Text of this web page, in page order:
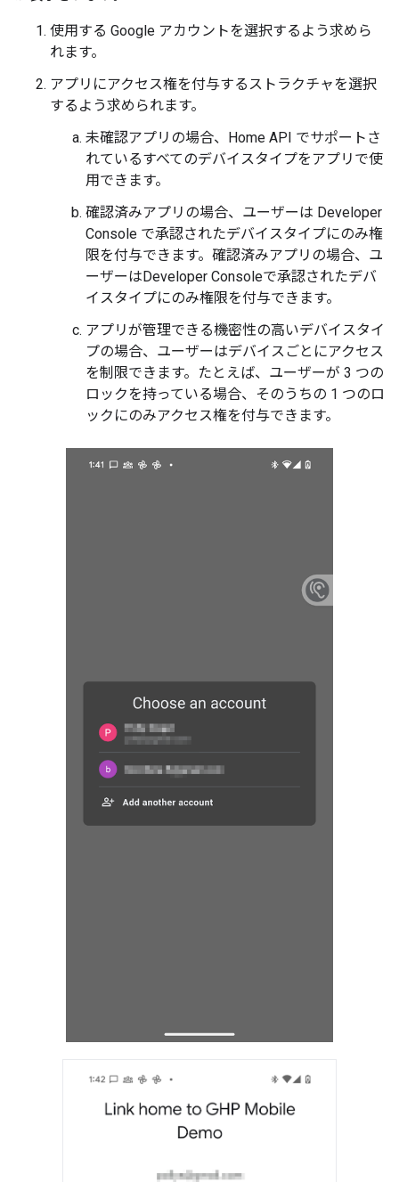
使用する Google アカウントを選択するよう求めら
れます。
アプリにアクセス権を付与するストラクチャを選択
するよう求められます。
未確認アプリの場合、Home API でサポートさ
れているすべてのデバイスタイプをアプリで使
用できます。
確認済みアプリの場合、ユーザーは Developer
Console で承認されたデバイスタイプにのみ権
限を付与できます。確認済みアプリの場合、ユ
ーザーはDeveloper Consoleで承認されたデバ
イスタイプにのみ権限を付与できます。
アプリが管理できる機密性の高いデバイスタイ
プの場合、ユーザーはデバイスごとにアクセス
を制限できます。たとえば、ユーザーが 3 つの
ロックを持っている場合、そのうちの 1 つのロ
ックにのみアクセス権を付与できます。